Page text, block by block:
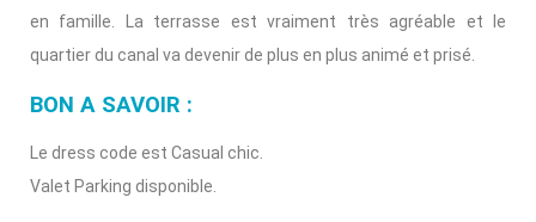
en famille. La terrasse est vraiment très agréable et le
quartier du canal va devenir de plus en plus animé et prisé.
BON A SAVOIR :
Le dress code est Casual chic.
Valet Parking disponible.